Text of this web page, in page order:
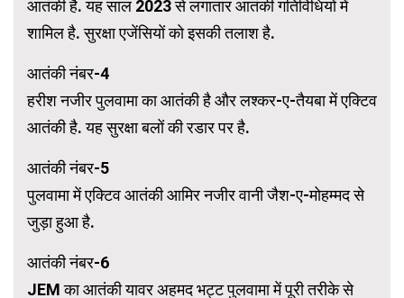
आतंकी है. यह साल 2023 से लगातार आतंकी गतिविधियों में
शामिल है. सुरक्षा एजेंसियों को इसकी तलाश है.
आतंकी नंबर-4
हरीश नजीर पुलवामा का आतंकी है और लश्कर-ए-तैयबा में एक्टिव
आतंकी है. यह सुरक्षा बलों की रडार पर है.
आतंकी नंबर-5
पुलवामा में एक्टिव आतंकी आमिर नजीर वानी जैश-ए-मोहम्मद से
जुड़ा हुआ है.
आतंकी नंबर-6
JEM का आतंकी यावर अहमद भट्ट पुलवामा में पूरी तरीके से